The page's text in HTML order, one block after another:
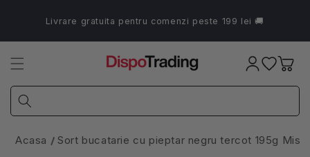
conținutLivrare gratuita pentru comenzi peste 199 lei 🚚
Coș
Acasa Sort bucatarie cu pieptar negru tercot 195g